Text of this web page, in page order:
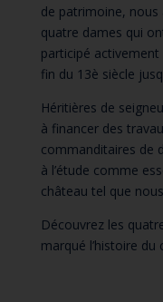
de patrimoine, nous
quatre dames qui
participé activement
fin du 13è siècle
Héritières de
à financer des
commanditaires de
à l’étude comme
château tel que
Découvrez les
marqué l’histoire du